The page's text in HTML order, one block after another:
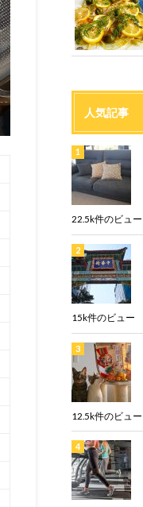
人気記事
22.5k件のビュー
15k件のビュー
12.5k件のビュー